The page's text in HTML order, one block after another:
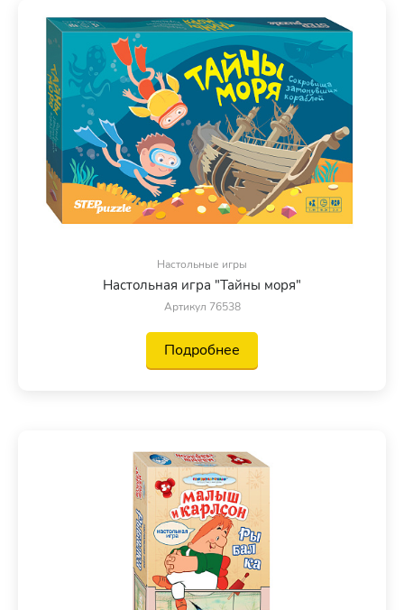
Настольные игры
Настольная игра "Тайны моря"
Артикул 76538
Подробнее